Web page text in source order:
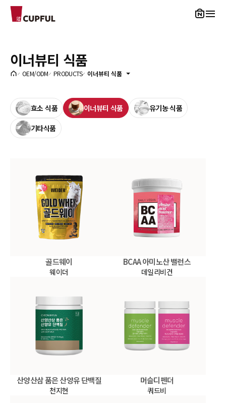
이너뷰티 식품
OEM/ODM PRODUCTS 이너뷰티 식품
효소 식품 이너뷰티 식품
유기농 식품
기타식품
골드웨이
웨이더
BCAA 아미노산 밸런스
데일리비건
산양산삼 품은 산양유 단백질
천지현
머슬디펜더
쿼드비